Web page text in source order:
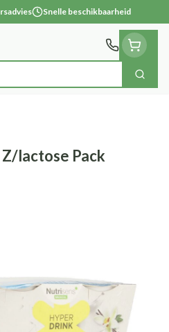
Snelle beschikbaarheid
Zoek
lactose Pack